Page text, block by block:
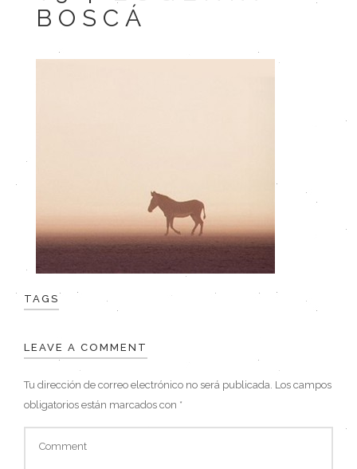
BOSCÁ
TAGS
LEAVE A COMMENT
Tu dirección de correo electrónico no será publicada. Los campos
obligatorios están marcados con *